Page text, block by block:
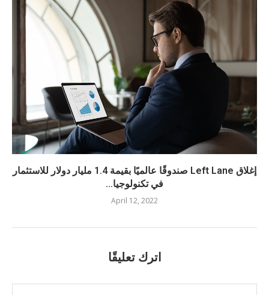
إغلاق Left Lane صندوقًا عالميًا بقيمة 1.4 مليار دولار للاستثمار
في تكنولوجيا...
April 12, 2022
اترك تعليقًا